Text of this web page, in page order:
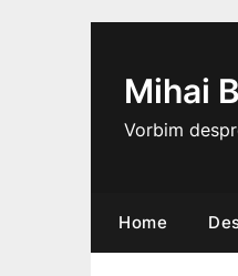
Mihai
Vorbim
Home